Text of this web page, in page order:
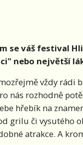
se váš festival
nebo největší
vždy rádi
nás rozhodně
hřebík na
grilu či vysutého
atrakce. A